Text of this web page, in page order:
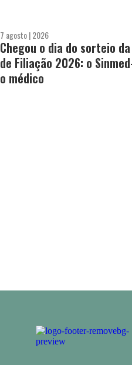
7 agosto | 2026
Chegou o dia do sorteio
de Filiação 2026: o
o médico